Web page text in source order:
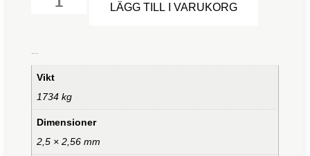
LÄGG TILL I VARUKORG
Vikt
1734 kg
Dimensioner
2,5 × 2,56 mm